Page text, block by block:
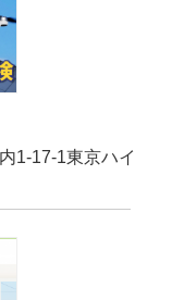
1-17-1東京ハイ